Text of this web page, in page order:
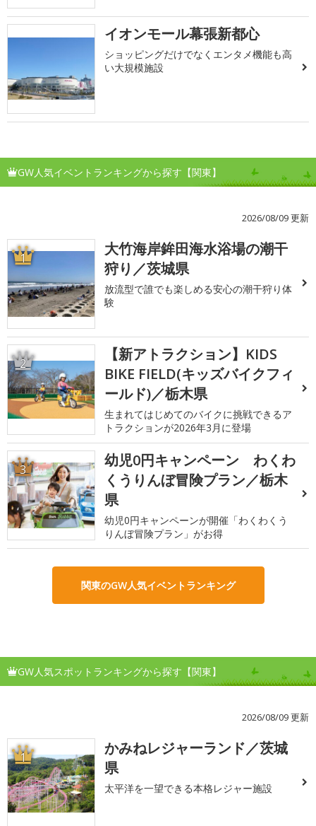
イオンモール幕張新都心
ショッピングだけでなくエンタメ機能も高
い大規模施設
GW人気イベントランキングから探す【関東】
2026/08/09 更新
1
大竹海岸鉾田海水浴場の潮干
狩り／茨城県
放流型で誰でも楽しめる安心の潮干狩り体
験
2
【新アトラクション】KIDS
BIKE FIELD(キッズバイクフィ
ールド)／栃木県
生まれてはじめてのバイクに挑戦できるア
トラクションが2026年3月に登場
3
幼児0円キャンペーン わくわ
くうりんぼ冒険プラン／栃木
県
幼児0円キャンペーンが開催「わくわくう
りんぼ冒険プラン」がお得
関東のGW人気イベントランキング
GW人気スポットランキングから探す【関東】
2026/08/09 更新
1
かみねレジャーランド／茨城
県
太平洋を一望できる本格レジャー施設